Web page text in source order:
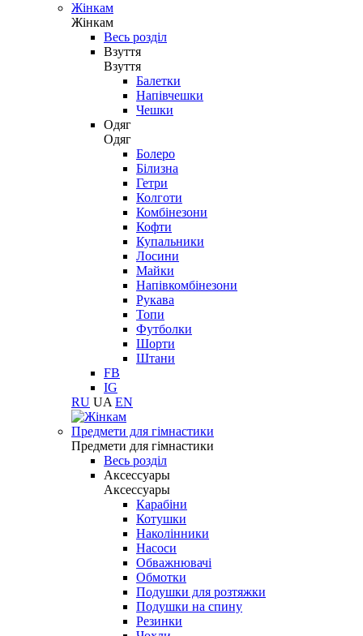
Жінкам
Жінкам
Весь розділ
Взуття
Взуття
Балетки
Напівчешки
Чешки
Одяг
Одяг
Болеро
Білизна
Гетри
Колготи
Комбінезони
Кофти
Купальники
Лосини
Майки
Напівкомбінезони
Рукава
Топи
Футболки
Шорти
Штани
FB
IG
RU UA EN
Предмети для гімнастики
Предмети для гімнастики
Весь розділ
Аксессуары
Аксессуары
Карабіни
Котушки
Наколінники
Насоси
Обважнювачі
Обмотки
Подушки для розтяжки
Подушки на спину
Резинки